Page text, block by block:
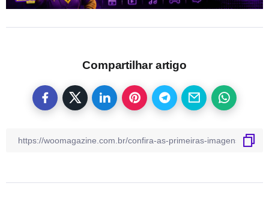
Compartilhar artigo